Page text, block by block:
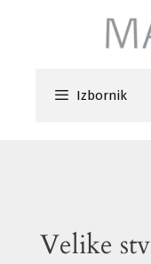
Izbornik
Velike